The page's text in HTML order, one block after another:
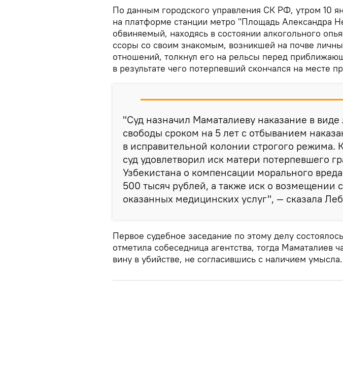
По данным городского управления СК РФ, утром 10
на платформе станции метро "Площадь Александра
обвиняемый, находясь в состоянии алкогольного
ссоры со своим знакомым, возникшей на почве
отношений, толкнул его на рельсы перед
в результате чего потерпевший скончался на месте
"Суд назначил Маматалиеву наказание в
свободы сроком на 5 лет с отбыванием
в исправительной колонии строгого режима.
суд удовлетворил иск матери потерпевшего
Узбекистана о компенсации морального
500 тысяч рублей, а также иск о возмещении
оказанных медицинских услуг", — сказала
Первое судебное заседание по этому делу
отметила собеседница агентства, тогда Маматалиев
вину в убийстве, не согласившись с наличием умысла.